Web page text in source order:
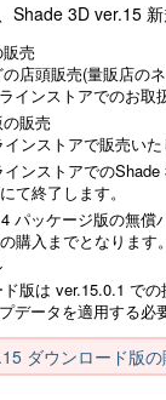
Shade 3D ver.15
売
店頭販売(量販店の
インストアでのお取
販売
ンストアで販売いた
ンストアでの
て終了します。
パッケージ版の無
購入までとなります。
版は ver.15.0.1 での
データを適用する必
ダウンロード版